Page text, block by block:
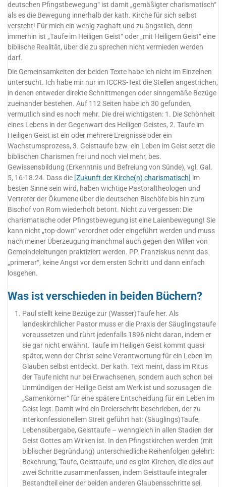
deutschen Pfingstbewegung“ ist damit „gemäßigter charismatisch“
als es die Bewegung innerhalb der kath. Kirche für sich selbst
versteht! Für mich ein wenig zaghaft und zu ängstlich, denn
immerhin ist „Taufe im Heiligen Geist“ oder „mit Heiligem Geist“ eine
biblische Realität, über die zu sprechen nicht vermieden werden
darf.
Die Gemeinsamkeiten der beiden Texte habe ich nicht im Einzelnen
untersucht. Ich habe mir nur im ICCRS-Text die Stellen angestrichen,
in denen entweder direkte Schnittmengen oder sinngemäße Bezüge
zueinander bestehen. Auf 112 Seiten habe ich 30 gefunden,
vermutlich sind es noch mehr. Die drei wichtigsten: 1. Die Schönheit
eines Lebens in der Gegenwart des Heiligen Geistes, 2. Taufe im
Heiligen Geist ist ein oder mehrere Ereignisse oder ein
Wachstumsprozess, 3. Geisttaufe bzw. ein Leben im Geist setzt die
biblischen Charismen frei und noch viel mehr, bes.
Gewissensbildung (Erkenntnis und Befreiung von Sünde), vgl. Gal.
5, 16-18.24. Dass die [Zukunft der Kirche(n) charismatisch] im
besten Sinne sein wird, haben wichtige Pastoraltheologen und
Vertreter der Ökumene über die deutschen Bischöfe bis hin zum
Bischof von Rom wiederholt betont. Nicht zu vergessen: Die
charismatische oder Pfingstbewegung ist eine Laienbewegung! Sie
kann nicht „top-down“ verordnet oder eingeführt werden und muss
nach meiner Überzeugung manchmal auch gegen den Willen von
Gemeindeleitungen praktiziert werden. PP. Franziskus nennt das
„primerar“, keine Angst vor dem ersten Schritt und dann einfach
losgehen.
Was ist verschieden in beiden Büchern?
Paul stellt keine Bezüge zur (Wasser)Taufe her. Als
landeskirchlicher Pastor muss er die Praxis der Säuglingstaufe
voraussetzen und rührt jedenfalls 1896 nicht daran, indem er
sie gar nicht erwähnt. Taufe im Heiligen Geist kommt quasi
später, wenn der Christ seine Verantwortung für ein Leben im
Glauben selbst entdeckt. Der kath. Text meint, dass im Ritus
der Taufe nicht nur bei Erwachsenen, sondern auch schon bei
Unmündigen der Heilige Geist am Werk ist und sozusagen die
„Samenkörner“ für eine spätere Entscheidung für ein Leben im
Geist legt. Damit wird ein Dreierschritt beschrieben, der zu
interkonfessionellem Streit geführt hat: (Säuglings)Taufe,
Lebensübergabe, Geisttaufe – wenngleich in allen Stadien der
Geist Gottes am Wirken ist. In den Pfingstkirchen werden (mit
biblischer Begründung) unterschiedliche Reihenfolgen gelehrt:
Bekehrung, Taufe, Geisttaufe, und es gibt Kirchen, die dies auf
zwei Schritte zusammenfassen, indem Geisttaufe integraler
Bestandteil einer der beiden anderen Glaubensschritte sei.